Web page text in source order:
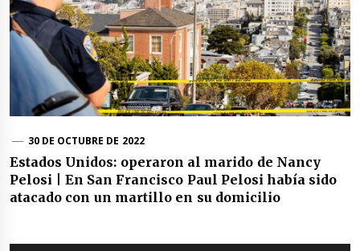
30 DE OCTUBRE DE 2022
Estados Unidos: operaron al marido de Nancy
Pelosi | En San Francisco Paul Pelosi había sido
atacado con un martillo en su domicilio
Navegación